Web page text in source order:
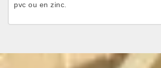
pvc ou en zinc.